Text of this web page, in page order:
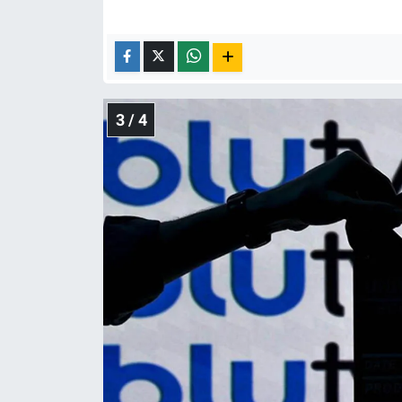
3 / 4